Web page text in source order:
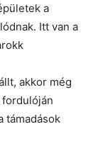
a
Itt van a
akkor még
fordulóján
támadások